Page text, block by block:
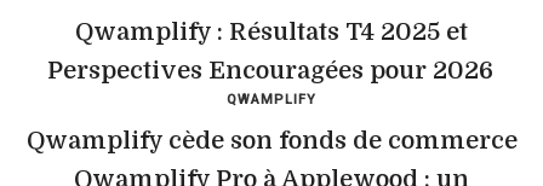
Qwamplify : Résultats T4 2025 et
Perspectives Encouragées pour 2026
QWAMPLIFY
Qwamplify cède son fonds de commerce
Qwamplify Pro à Applewood : un